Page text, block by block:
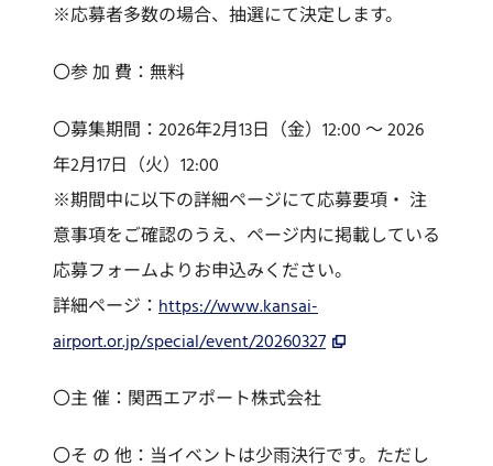
※応募者多数の場合、抽選にて決定します。
〇参 加 費：無料
〇募集期間：2026年2月13日（金）12:00 ～ 2026
年2月17日（火）12:00
※期間中に以下の詳細ページにて応募要項・ 注
意事項をご確認のうえ、ページ内に掲載している
応募フォームよりお申込みください。
詳細ページ： https://www.kansai-
airport.or.jp/special/event/20260327
〇主 催：関西エアポート株式会社
〇そ の 他：当イベントは少雨決行です。ただし